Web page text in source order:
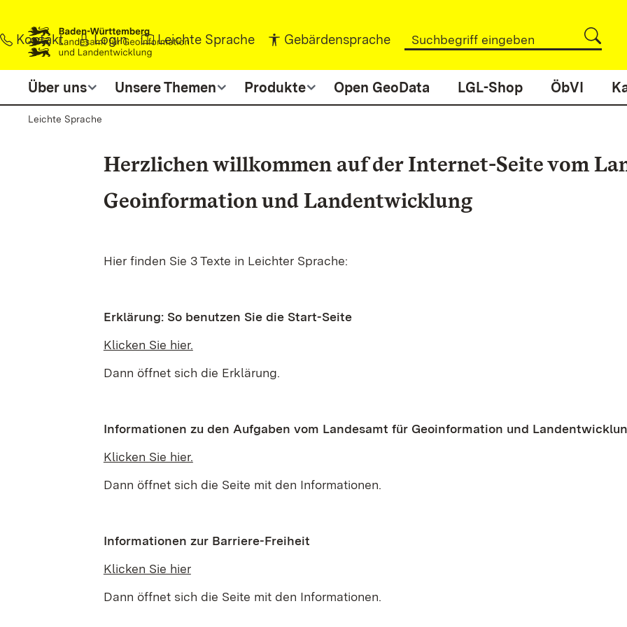
Kontakt Login Leichte Sprache Gebärdensprache
Über uns Unsere Themen Produkte Open GeoData LGL-Shop ÖbVI
Leichte Sprache
Herzlichen willkommen auf der Internet-Seite vom
Geoinformation und Landentwicklung
Hier finden Sie 3 Texte in Leichter Sprache:
Erklärung: So benutzen Sie die Start-Seite
Klicken Sie hier.
Dann öffnet sich die Erklärung.
Informationen zu den Aufgaben vom Landesamt für Geoinformation und
Klicken Sie hier.
Dann öffnet sich die Seite mit den Informationen.
Informationen zur Barriere-Freiheit
Klicken Sie hier
Dann öffnet sich die Seite mit den Informationen.